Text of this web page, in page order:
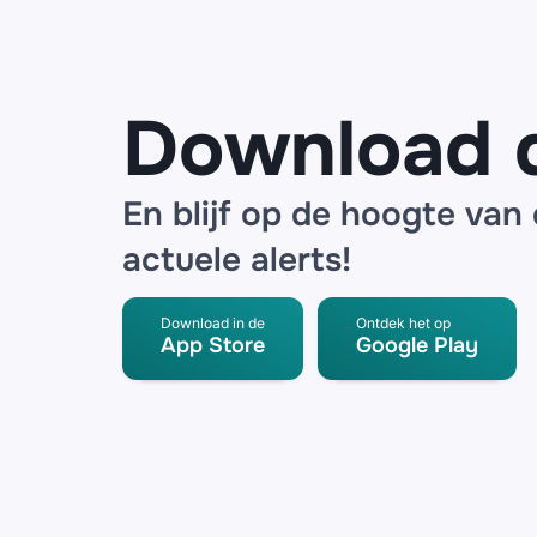
Download
En blijf op de hoogte van
actuele alerts!
Download in de
App Store
Ontdek het op
Google Play